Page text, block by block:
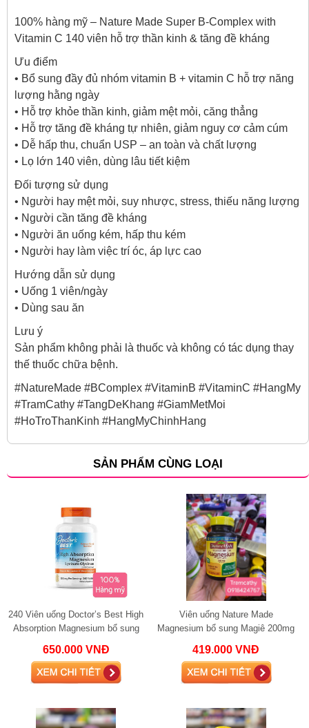
100% hàng mỹ – Nature Made Super B-Complex with
Vitamin C 140 viên hỗ trợ thần kinh & tăng đề kháng
Ưu điểm
• Bổ sung đầy đủ nhóm vitamin B + vitamin C hỗ trợ năng
lượng hằng ngày
• Hỗ trợ khỏe thần kinh, giảm mệt mỏi, căng thẳng
• Hỗ trợ tăng đề kháng tự nhiên, giảm nguy cơ cảm cúm
• Dễ hấp thu, chuẩn USP – an toàn và chất lượng
• Lọ lớn 140 viên, dùng lâu tiết kiệm
Đối tượng sử dụng
• Người hay mệt mỏi, suy nhược, stress, thiếu năng lượng
• Người cần tăng đề kháng
• Người ăn uống kém, hấp thu kém
• Người hay làm việc trí óc, áp lực cao
Hướng dẫn sử dụng
• Uống 1 viên/ngày
• Dùng sau ăn
Lưu ý
Sản phẩm không phải là thuốc và không có tác dụng thay
thế thuốc chữa bệnh.
#NatureMade #BComplex #VitaminB #VitaminC #HangMy
#TramCathy #TangDeKhang #GiamMetMoi
#HoTroThanKinh #HangMyChinhHang
SẢN PHẨM CÙNG LOẠI
240 Viên uống Doctor’s Best High
Absorption Magnesium bổ sung
650.000 VNĐ
Viên uống Nature Made
Magnesium bổ sung Magiê 200mg
419.000 VNĐ